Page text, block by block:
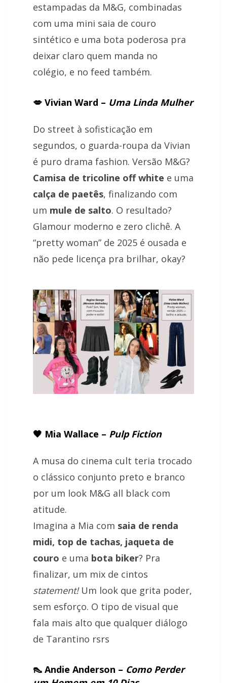
estampadas da M&G, combinadas
com uma mini saia de couro
sintético e uma bota poderosa pra
deixar claro quem manda no
colégio, e no feed também.
💋 Vivian Ward – Uma Linda Mulher
Do street à sofisticação em
segundos, o guarda-roupa da Vivian
é puro drama fashion. Versão M&G?
Camisa de tricoline off white e uma
calça de paetês, finalizando com
um mule de salto. O resultado?
Glamour moderno e zero clichê. A
“pretty woman” de 2025 é ousada e
não pede licença pra brilhar, okay?
🖤 Mia Wallace – Pulp Fiction
A musa do cinema cult teria trocado
o clássico conjunto preto e branco
por um look M&G all black com
atitude.
Imagina a Mia com saia de renda
midi, top de tachas, jaqueta de
couro e uma bota biker? Pra
finalizar, um mix de cintos
statement! Um look que grita poder,
sem esforço. O tipo de visual que
fala mais alto que qualquer diálogo
de Tarantino rsrs
👠 Andie Anderson – Como Perder